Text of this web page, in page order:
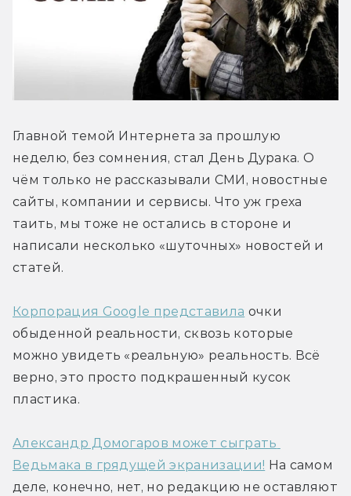
Главной темой Интернета за прошлую
неделю, без сомнения, стал День Дурака. О
чём только не рассказывали СМИ, новостные
сайты, компании и сервисы. Что уж греха
таить, мы тоже не остались в стороне и
написали несколько «шуточных» новостей и
статей.
Корпорация Google представила очки
обыденной реальности, сквозь которые
можно увидеть «реальную» реальность. Всё
верно, это просто подкрашенный кусок
пластика.
Александр Домогаров может сыграть
Ведьмака в грядущей экранизации! На самом
деле, конечно, нет, но редакцию не оставляют